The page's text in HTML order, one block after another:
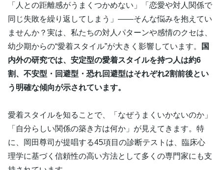
「人との距離感がうまくつかめない」「恋愛や対人関係で
同じ失敗を繰り返してしまう」——そんな悩みを抱えてい
ませんか？実は、私たちの対人パターンや感情のクセは、
幼少期からの“愛着スタイル”が大きく影響しています。
国
内外の研究では、安定型の愛着スタイルを持つ人は約6
割、不安型・回避型・恐れ回避型はそれぞれ2割前後とい
う明確な傾向が示されています。
愛着スタイルを知ることで、「なぜうまくいかないのか」
「自分らしい関係の築き方は何か」が見えてきます。特
に、岡田尊司が提唱する45項目の診断テストは、臨床心
理学に基づく信頼性の高い方法として多くの専門家にも支